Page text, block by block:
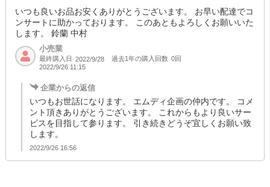
いつも良いお品お安くありがとうございます。 お早い配達でコ
ンサートに助かっております。 このあともよろしくお願いいた
します。 鈴蘭 中村
小売業
最終購入日 2022/9/28 過去1年の購入回数 0回
2022/9/26 11:15
企業からの返信
いつもお世話になります。 エムディ企画の仲内です。 コメ
ント頂きありがとうございます。 これからもより良いサー
ビスを目指して参ります。 引き続きどうぞ宜しくお願い致
します。
2022/9/26 16:56